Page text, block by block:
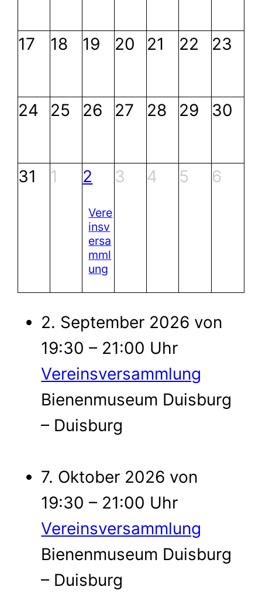
17 18 19 20 21 22 23
24 25 26 27 28 29 30
31 1 2
Vere
insv
ersa
mml
ung
3 4 5 6
2. September 2026 von
19:30 – 21:00 Uhr
Vereinsversammlung
Bienenmuseum Duisburg
– Duisburg
7. Oktober 2026 von
19:30 – 21:00 Uhr
Vereinsversammlung
Bienenmuseum Duisburg
– Duisburg